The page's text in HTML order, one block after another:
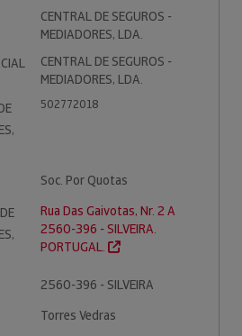
CENTRAL DE SEGUROS -
MEDIADORES, LDA.
CENTRAL DE SEGUROS -
MEDIADORES, LDA.
502772018
Soc. Por Quotas
Rua Das Gaivotas, Nr. 2 A
2560-396 - SILVEIRA.
PORTUGAL.
2560-396 - SILVEIRA
Torres Vedras